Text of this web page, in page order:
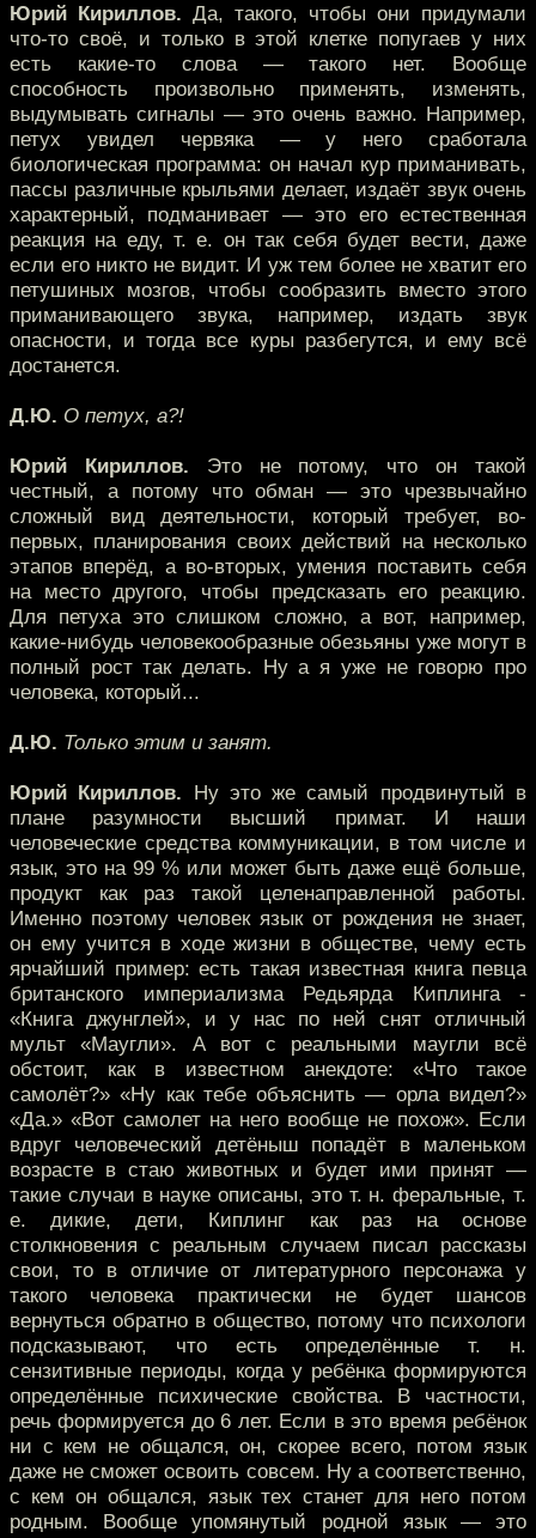
Юрий Кириллов. Да, такого, чтобы они придумали
что-то своё, и только в этой клетке попугаев у них
есть какие-то слова — такого нет. Вообще
способность произвольно применять, изменять,
выдумывать сигналы — это очень важно. Например,
петух увидел червяка — у него сработала
биологическая программа: он начал кур приманивать,
пассы различные крыльями делает, издаёт звук очень
характерный, подманивает — это его естественная
реакция на еду, т. е. он так себя будет вести, даже
если его никто не видит. И уж тем более не хватит его
петушиных мозгов, чтобы сообразить вместо этого
приманивающего звука, например, издать звук
опасности, и тогда все куры разбегутся, и ему всё
достанется.
Д.Ю. О петух, а?!
Юрий Кириллов. Это не потому, что он такой
честный, а потому что обман — это чрезвычайно
сложный вид деятельности, который требует, во-
первых, планирования своих действий на несколько
этапов вперёд, а во-вторых, умения поставить себя
на место другого, чтобы предсказать его реакцию.
Для петуха это слишком сложно, а вот, например,
какие-нибудь человекообразные обезьяны уже могут в
полный рост так делать. Ну а я уже не говорю про
человека, который...
Д.Ю. Только этим и занят.
Юрий Кириллов. Ну это же самый продвинутый в
плане разумности высший примат. И наши
человеческие средства коммуникации, в том числе и
язык, это на 99 % или может быть даже ещё больше,
продукт как раз такой целенаправленной работы.
Именно поэтому человек язык от рождения не знает,
он ему учится в ходе жизни в обществе, чему есть
ярчайший пример: есть такая известная книга певца
британского империализма Редьярда Киплинга -
«Книга джунглей», и у нас по ней снят отличный
мульт «Маугли». А вот с реальными маугли всё
обстоит, как в известном анекдоте: «Что такое
самолёт?» «Ну как тебе объяснить — орла видел?»
«Да.» «Вот самолет на него вообще не похож». Если
вдруг человеческий детёныш попадёт в маленьком
возрасте в стаю животных и будет ими принят —
такие случаи в науке описаны, это т. н. феральные, т.
е. дикие, дети, Киплинг как раз на основе
столкновения с реальным случаем писал рассказы
свои, то в отличие от литературного персонажа у
такого человека практически не будет шансов
вернуться обратно в общество, потому что психологи
подсказывают, что есть определённые т. н.
сензитивные периоды, когда у ребёнка формируются
определённые психические свойства. В частности,
речь формируется до 6 лет. Если в это время ребёнок
ни с кем не общался, он, скорее всего, потом язык
даже не сможет освоить совсем. Ну а соответственно,
с кем он общался, язык тех станет для него потом
родным. Вообще упомянутый родной язык — это